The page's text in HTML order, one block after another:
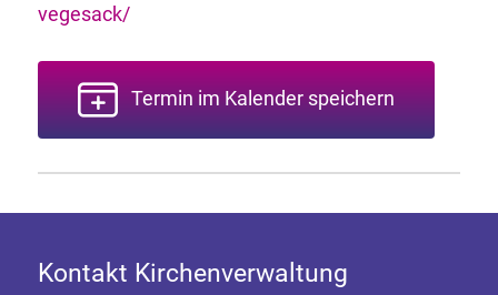
vegesack/
Termin im Kalender speichern
Kontakt Kirchenverwaltung